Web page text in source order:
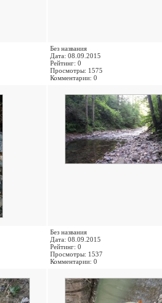
Без названия
Дата: 08.09.2015
Рейтинг: 0
Просмотры: 1575
Комментарии: 0
Без названия
Дата: 08.09.2015
Рейтинг: 0
Просмотры: 1537
Комментарии: 0